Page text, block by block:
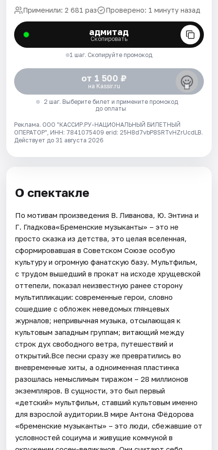
Применили: 2 681 раз Проверено: 1 минуту назад
адмитад
Скопировать
1 шаг. Скопируйте промокод
от 1 500 ₽
на Kassir.ru
2 шаг. Выберите билет и примените промокод
до оплаты
Реклама. ООО "КАССИР.РУ-НАЦИОНАЛЬНЫЙ БИЛЕТНЫЙ
ОПЕРАТОР", ИНН: 7841075409 erid: 25H8d7vbP8SRTvHZrUcdLB.
Действует до 31 августа 2026
О спектакле
По мотивам произведения В. Ливанова, Ю. Энтина и
Г. Гладкова«Бременские музыканты» – это не
просто сказка из детства, это целая вселенная,
сформировавшая в Советском Союзе особую
культуру и огромную фанатскую базу. Мультфильм,
с трудом вышедший в прокат на исходе хрущевской
оттепели, показал неизвестную ранее сторону
мультипликации: современные герои, словно
сошедшие с обложек неведомых глянцевых
журналов; непривычная музыка, отсылающая к
культовым западным группам; витающий между
строк дух свободного ветра, путешествий и
открытий.Все песни сразу же превратились во
вневременные хиты, а одноименная пластинка
разошлась немыслимым тиражом – 28 миллионов
экземпляров. В сущности, это был первый
«детский» мультфильм, ставший культовым именно
для взрослой аудитории.В мире Антона Фёдорова
«бременские музыканты» – это люди, сбежавшие от
условностей социума и живущие коммуной в